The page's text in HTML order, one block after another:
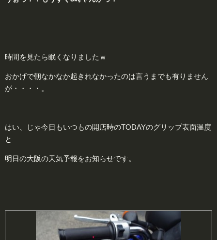
時間を見たら眠くなりましたｗ
おかげで朝なかなか起きれなかったのは言うまでも有りません
が・・・・。
はい、じゃ今日もいつもの開店時のTODAYのグリップ表面温度
と
明日の大阪の天気予報をお知らせです。